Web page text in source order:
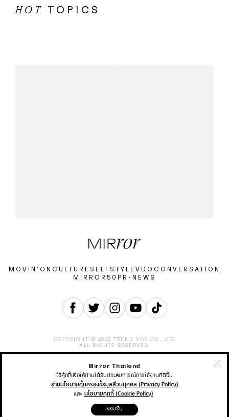
HOT TOPICS
MOVIN’ON CULTURE SELF STYLE VDO CONVERSATION
MIRROR50 PR-NEWS
COPYRIGHT © 2023 TREND VG3 CO., LTD.
ALL RIGHTS RESERVED.
CAREERADVERTISEMENT
TERMS & CONDITION
PRIVACY POLICY
THAIRATH MONEY
Mirror Thailand
ใช้คุ้กกี้เพื่อให้ท่านได้รับประสบการณ์การใช้งานที่ดีขึ้น
อ่านนโยบายคุ้มครองข้อมูลส่วนบุคคล (Privacy Policy)
และ นโยบายคุกกี้ (Cookie Policy)
ยอมรับ